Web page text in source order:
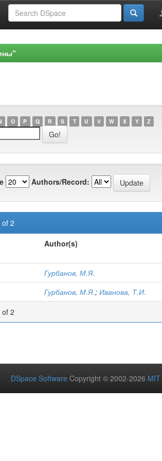
O P Q R S T U V W X Y Z
Authors/Record:
2
Author(s)
Гурбанов, М.Я.
Гурбанов, М.Я.; Иванова, Т.И.
2
DSpace Software Copyright © 2002-2026 MIT